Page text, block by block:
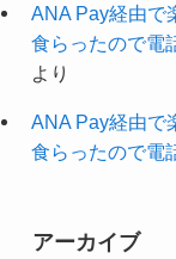
ANA Pay経由で
食らったので電
より
ANA Pay経由で
食らったので電
アーカイブ